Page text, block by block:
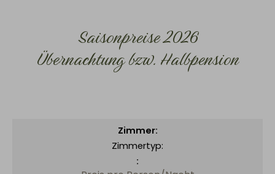
Saisonpreise 2026
Übernachtung bzw. Halbpension
Zimmertyp: